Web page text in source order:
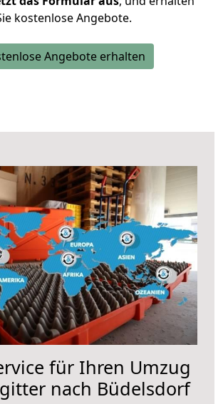
kostenlose Angebote.
Angebote erhalten
für Ihren Umzug
nach Büdelsdorf